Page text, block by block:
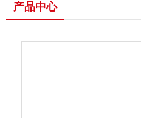
产品中心